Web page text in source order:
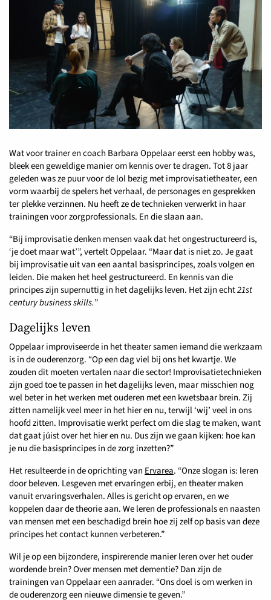
Wat voor trainer en coach Barbara Oppelaar eerst een hobby was,
bleek een geweldige manier om kennis over te dragen. Tot 8 jaar
geleden was ze puur voor de lol bezig met improvisatietheater, een
vorm waarbij de spelers het verhaal, de personages en gesprekken
ter plekke verzinnen. Nu heeft ze de technieken verwerkt in haar
trainingen voor zorgprofessionals. En die slaan aan.
“Bij improvisatie denken mensen vaak dat het ongestructureerd is,
‘je doet maar wat’”, vertelt Oppelaar. “Maar dat is niet zo. Je gaat
bij improvisatie uit van een aantal basisprincipes, zoals volgen en
leiden. Die maken het heel gestructureerd. En kennis van die
principes zijn supernuttig in het dagelijks leven. Het zijn echt21st
century business skills.”
Dagelijks leven
Oppelaar improviseerde in het theater samen iemand die werkzaam
is in de ouderenzorg. “Op een dag viel bij ons het kwartje. We
zouden dit moeten vertalen naar die sector! Improvisatietechnieken
zijn goed toe te passen in het dagelijks leven, maar misschien nog
wel beter in het werken met ouderen met een kwetsbaar brein. Zij
zitten namelijk veel meer in het hier en nu, terwijl ‘wij’ veel in ons
hoofd zitten. Improvisatie werkt perfect om die slag te maken, want
dat gaat júist over het hier en nu. Dus zijn we gaan kijken: hoe kan
je nu die basisprincipes in de zorg inzetten?”
Het resulteerde in de oprichting van Ervarea. “Onze slogan is: leren
door beleven. Lesgeven met ervaringen erbij, en theater maken
vanuit ervaringsverhalen. Alles is gericht op ervaren, en we
koppelen daar de theorie aan. We leren de professionals en naasten
van mensen met een beschadigd brein hoe zij zelf op basis van deze
principes het contact kunnen verbeteren.”
Wil je op een bijzondere, inspirerende manier leren over het ouder
wordende brein? Over mensen met dementie? Dan zijn de
trainingen van Oppelaar een aanrader. “Ons doel is om werken in
de ouderenzorg een nieuwe dimensie te geven.”